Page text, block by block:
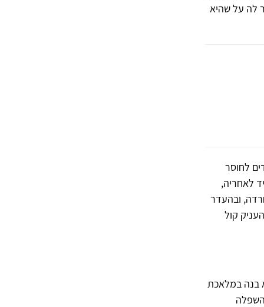
לה על שהיא
לחוסר
לאחריה,
ובהעדר
קול
בנה במלאכת